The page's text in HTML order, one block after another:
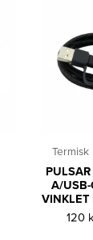
A/USB-
VINKLET
120